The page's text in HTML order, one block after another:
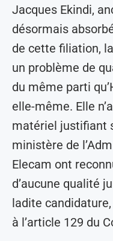
Jacques Ekindi,
désormais
de cette filiation,
un problème de
du même parti
elle-même. Elle
matériel justifiant
ministère de
Elecam ont
d’aucune qualité
ladite
à l’article 129 du